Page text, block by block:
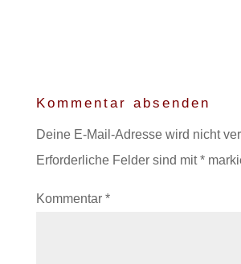
Kommentar absenden
Deine E-Mail-Adresse wird nicht
Erforderliche Felder sind mit*
Kommentar *